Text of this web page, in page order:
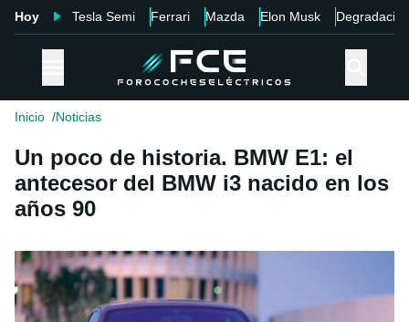
Hoy Tesla Semi Ferrari Mazda Elon Musk Degradación
Inicio Noticias
Un poco de historia. BMW E1: el
antecesor del BMW i3 nacido en los
años 90